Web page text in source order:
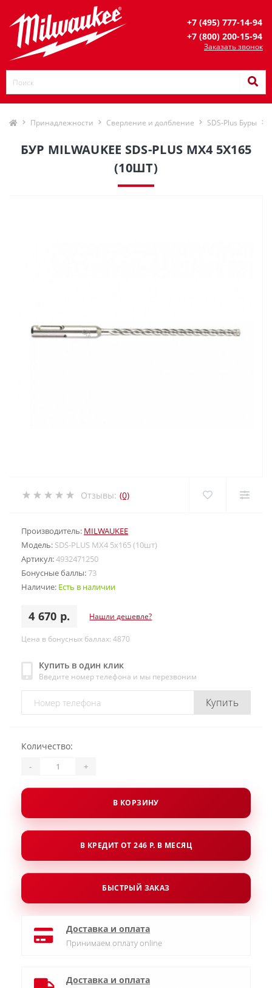
+7 (495) 777-14-94
+7 (800) 200-15-94
Заказать звонок
Принадлежности Сверление и долбление SDS-Plus Буры
БУР MILWAUKEE SDS-PLUS MX4 5Х165
(10ШТ)
Отзывы: (0)
Производитель: MILWAUKEE
Модель: SDS-PLUS MX4 5х165 (10шт)
Артикул:4932471250
Бонусные баллы:73
Наличие: Есть в наличии
4 670 р. Нашли дешевле?
Цена в бонусных баллах: 4870
Купить в один клик
Введите номер телефона и мы перезвоним
Купить
Количество:
- +
В КОРЗИНУ
В КРЕДИТ ОТ 246 Р. В МЕСЯЦ
БЫСТРЫЙ ЗАКАЗ
Доставка и оплата
Принимаем оплату online
Доставка и оплата